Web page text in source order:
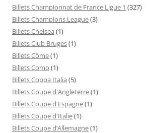
Billets Championnat de France Ligue 1 (327)
Billets Champions League(3)
Billets Chelsea (1)
Billets Club Bruges(1)
Billets Côme(1)
Billets Como (1)
Billets Coppa Italia (5)
Billets Coupe d'Angleterre(1)
Billets Coupe d'Espagne(1)
Billets Coupe d'Italie(1)
Billets Coupe d’Allemagne(1)